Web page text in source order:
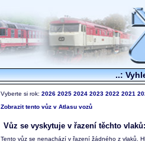
..:
Vyberte si rok: 2026 2025 2024 2023 2022 2021
Zobrazit tento vůz v Atlasu vozů
Vůz se vyskytuje v řazení těchto vlaků:
Tento vůz se nenachází v řazení žádného z vlaků.